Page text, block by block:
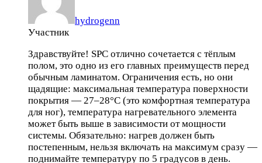
hydrogenn
Участник
Здравствуйте! SPC отлично сочетается с тёплым
полом, это одно из его главных преимуществ перед
обычным ламинатом. Ограничения есть, но они
щадящие: максимальная температура поверхности
покрытия — 27–28°C (это комфортная температура
для ног), температура нагревательного элемента
может быть выше в зависимости от мощности
системы. Обязательно: нагрев должен быть
постепенным, нельзя включать на максимум сразу —
поднимайте температуру по 5 градусов в день.